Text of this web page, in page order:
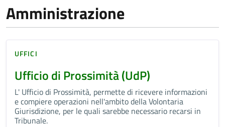
Amministrazione
UFFICI
Ufficio di Prossimità (UdP)
L' Ufficio di Prossimità, permette di ricevere informazioni
e compiere operazioni nell'ambito della Volontaria
Giurisdizione, per le quali sarebbe necessario recarsi in
Tribunale.